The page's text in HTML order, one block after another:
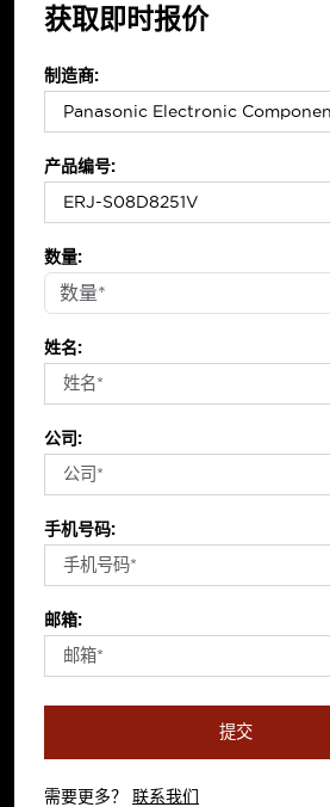
获取即时报价
制造商:
产品编号:
数量:
姓名:
公司:
手机号码:
邮箱:
提交
需要更多？ 联系我们